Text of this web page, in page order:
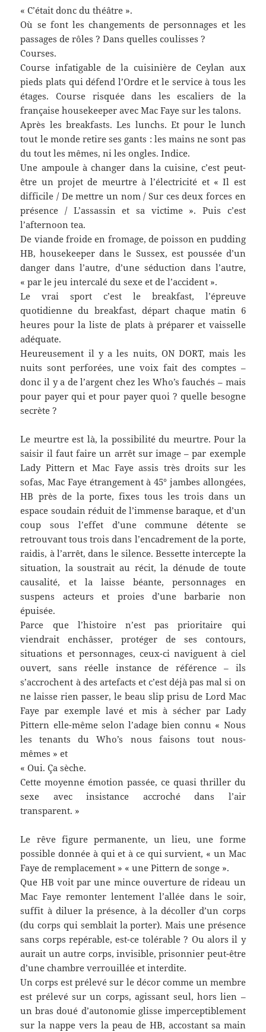
« C’était donc du théâtre ».
Où se font les changements de personnages et les
passages de rôles ? Dans quelles coulisses ?
Courses.
Course infatigable de la cuisinière de Ceylan aux
pieds plats qui défend l’Ordre et le service à tous les
étages. Course risquée dans les escaliers de la
française housekeeper avec Mac Faye sur les talons.
Après les breakfasts. Les lunchs. Et pour le lunch
tout le monde retire ses gants : les mains ne sont pas
du tout les mêmes, ni les ongles. Indice.
Une ampoule à changer dans la cuisine, c’est peut-
être un projet de meurtre à l’électricité et « Il est
difficile / De mettre un nom / Sur ces deux forces en
présence / L’assassin et sa victime ». Puis c’est
l’afternoon tea.
De viande froide en fromage, de poisson en pudding
HB, housekeeper dans le Sussex, est poussée d’un
danger dans l’autre, d’une séduction dans l’autre,
« par le jeu intercalé du sexe et de l’accident ».
Le vrai sport c’est le breakfast, l’épreuve
quotidienne du breakfast, départ chaque matin 6
heures pour la liste de plats à préparer et vaisselle
adéquate.
Heureusement il y a les nuits, ON DORT, mais les
nuits sont perforées, une voix fait des comptes –
donc il y a de l’argent chez les Who’s fauchés – mais
pour payer qui et pour payer quoi ? quelle besogne
secrète ?
Le meurtre est là, la possibilité du meurtre. Pour la
saisir il faut faire un arrêt sur image – par exemple
Lady Pittern et Mac Faye assis très droits sur les
sofas, Mac Faye étrangement à 45° jambes allongées,
HB près de la porte, fixes tous les trois dans un
espace soudain réduit de l’immense baraque, et d’un
coup sous l’effet d’une commune détente se
retrouvant tous trois dans l’encadrement de la porte,
raidis, à l’arrêt, dans le silence. Bessette intercepte la
situation, la soustrait au récit, la dénude de toute
causalité, et la laisse béante, personnages en
suspens acteurs et proies d’une barbarie non
épuisée.
Parce que l’histoire n’est pas prioritaire qui
viendrait enchâsser, protéger de ses contours,
situations et personnages, ceux-ci naviguent à ciel
ouvert, sans réelle instance de référence – ils
s’accrochent à des artefacts et c’est déjà pas mal si on
ne laisse rien passer, le beau slip prisu de Lord Mac
Faye par exemple lavé et mis à sécher par Lady
Pittern elle-même selon l’adage bien connu « Nous
les tenants du Who’s nous faisons tout nous-
mêmes » et
« Oui. Ça sèche.
Cette moyenne émotion passée, ce quasi thriller du
sexe avec insistance accroché dans l’air
transparent. »
Le rêve figure permanente, un lieu, une forme
possible donnée à qui et à ce qui survient, « un Mac
Faye de remplacement » « une Pittern de songe ».
Que HB voit par une mince ouverture de rideau un
Mac Faye remonter lentement l’allée dans le soir,
suffit à diluer la présence, à la décoller d’un corps
(du corps qui semblait la porter). Mais une présence
sans corps repérable, est-ce tolérable ? Ou alors il y
aurait un autre corps, invisible, prisonnier peut-être
d’une chambre verrouillée et interdite.
Un corps est prélevé sur le décor comme un membre
est prélevé sur un corps, agissant seul, hors lien –
un bras doué d’autonomie glisse imperceptiblement
sur la nappe vers la peau de HB, accostant sa main